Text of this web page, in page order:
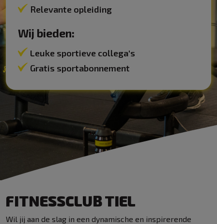
Relevante opleiding
Wij bieden:
Leuke sportieve collega's
Gratis sportabonnement
FITNESSCLUB TIEL
Wil jij aan de slag in een dynamische en inspirerende